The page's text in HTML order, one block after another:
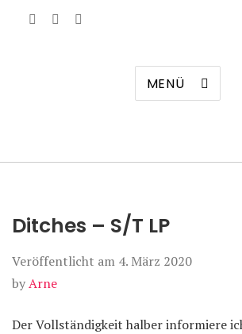
MENÜ
Ditches – S/T LP
Veröffentlicht am 4. März 2020
byArne
Der Vollständigkeit halber informiere